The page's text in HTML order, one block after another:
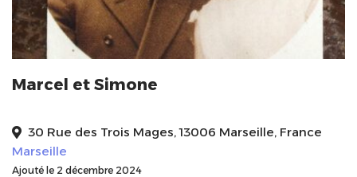
Marcel et Simone
30 Rue des Trois Mages, 13006 Marseille, France
Marseille
Ajouté le 2 décembre 2024